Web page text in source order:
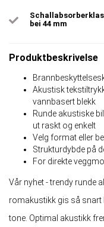
bei 44 mm
Produktbeskrivelse
Akustisk
vannbasert blekk
Runde akustiske
ut raskt og enkelt
Velg format eller
Strukturdybde på
For direkte
Vår nyhet - trendy runde
romakustikk gis så snart
tone. Optimal akustikk